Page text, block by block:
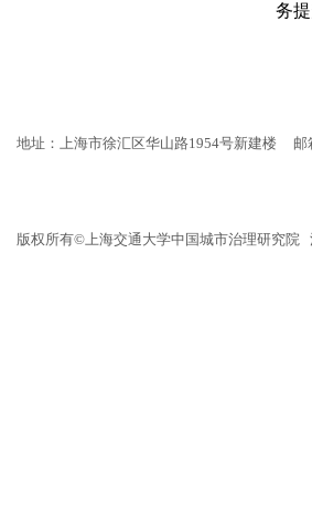
务
地址：上海市徐汇区华山路1954号新建楼 邮
版权所有©上海交通大学中国城市治理研究院